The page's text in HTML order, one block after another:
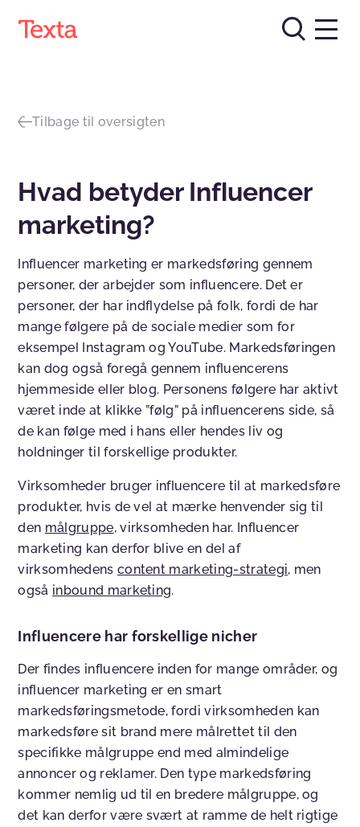
Tilbage til oversigten
Hvad betyder Influencer
marketing?
Influencer marketing er markedsføring gennem
personer, der arbejder som influencere. Det er
personer, der har indflydelse på folk, fordi de har
mange følgere på de sociale medier som for
eksempel Instagram og YouTube. Markedsføringen
kan dog også foregå gennem influencerens
hjemmeside eller blog. Personens følgere har aktivt
været inde at klikke ”følg” på influencerens side, så
de kan følge med i hans eller hendes liv og
holdninger til forskellige produkter.
Virksomheder bruger influencere til at markedsføre
produkter, hvis de vel at mærke henvender sig til
den målgruppe, virksomheden har. Influencer
marketing kan derfor blive en del af
virksomhedens content marketing-strategi, men
også inbound marketing.
Influencere har forskellige nicher
Der findes influencere inden for mange områder, og
influencer marketing er en smart
markedsføringsmetode, fordi virksomheden kan
markedsføre sit brand mere målrettet til den
specifikke målgruppe end med almindelige
annoncer og reklamer. Den type markedsføring
kommer nemlig ud til en bredere målgruppe, og
det kan derfor være svært at ramme de helt rigtige